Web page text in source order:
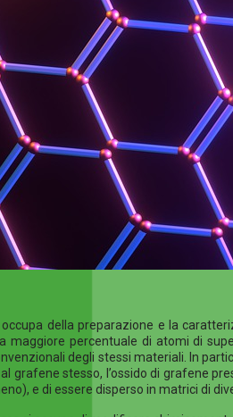
occupa della preparazione e la
maggiore percentuale di atomi di
degli stessi materiali. In
grafene stesso, l’ossido di grafene
e di essere disperso in matrici di